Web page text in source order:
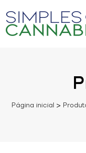
Página inicial >